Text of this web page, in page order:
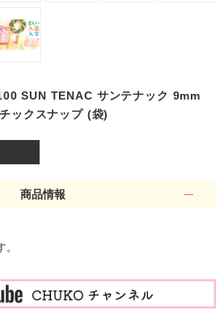
SUN TENAC サンテナック 9mm
ックスナップ (袋)
商品情報